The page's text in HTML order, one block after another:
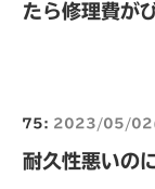
たら修理費が
75: 2023/05/
耐久性悪いの